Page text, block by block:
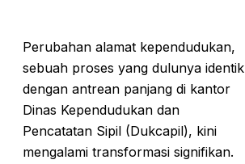
Perubahan alamat kependudukan,
sebuah proses yang dulunya identik
dengan antrean panjang di kantor
Dinas Kependudukan dan
Pencatatan Sipil (Dukcapil), kini
mengalami transformasi signifikan.